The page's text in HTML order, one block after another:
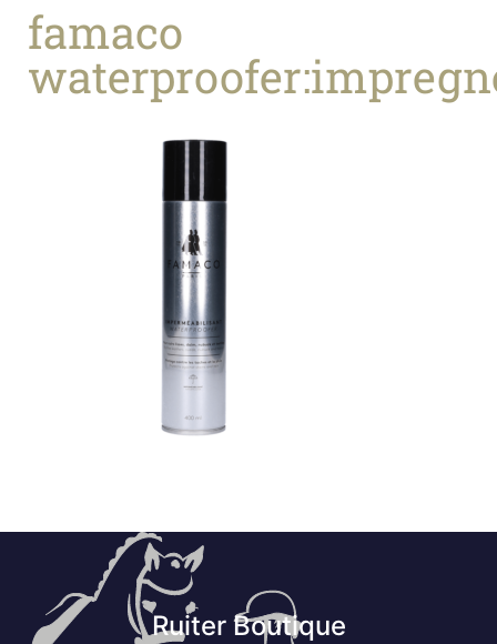
famaco
Ruiter Boutique